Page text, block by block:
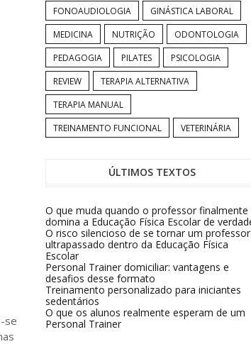
se
FONOAUDIOLOGIA
GINÁSTICA LABORAL
MEDICINA
NUTRIÇÃO
ODONTOLOGIA
PEDAGOGIA
PILATES
PSICOLOGIA
REVIEW
TERAPIA ALTERNATIVA
TERAPIA MANUAL
TREINAMENTO FUNCIONAL
VETERINÁRIA
ÚLTIMOS TEXTOS
O que muda quando o professor finalmente
domina a Educação Física Escolar de
O risco silencioso de se tornar um professor
ultrapassado dentro da Educação Física
Escolar
Personal Trainer domiciliar: vantagens e
desafios desse formato
Treinamento personalizado para iniciantes
sedentários
O que os alunos realmente esperam de um
Personal Trainer